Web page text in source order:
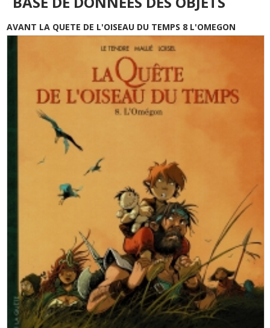
AVANT LA QUETE DE L'OISEAU DU TEMPS 8 L'OMEGON